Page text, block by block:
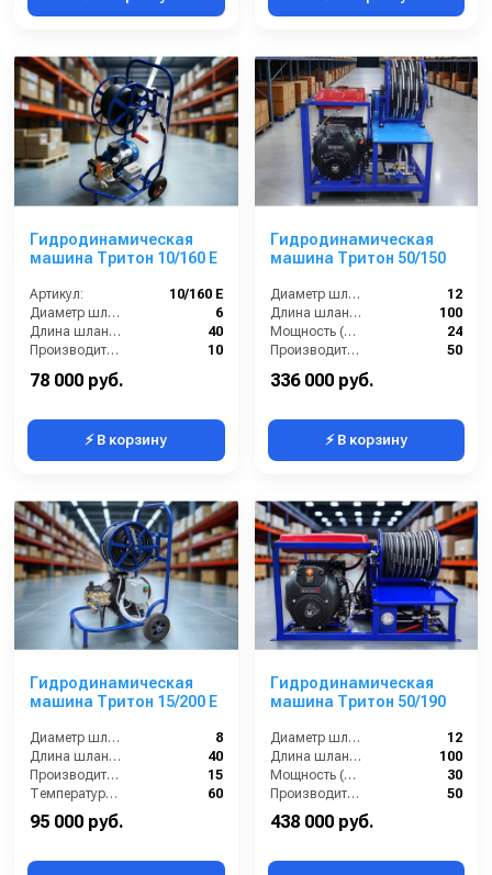
Гидродинамическая
машина Тритон 10/160 Е
Артикул:
10/160 Е
Диаметр шланга (⌀) мм::
6
Длина шланга (м):
40
Производительность (л/мин):
10
78 000 руб.
⚡ В корзину
Гидродинамическая
машина Тритон 50/150
Диаметр шланга (⌀) мм::
12
Длина шланга (м):
100
Мощность (л/с):
24
Производительность (л/мин):
50
336 000 руб.
⚡ В корзину
Гидродинамическая
машина Тритон 15/200 Е
Диаметр шланга (⌀) мм::
8
Длина шланга (м):
40
Производительность (л/мин):
15
Температура жидкости (°С) max:
60
95 000 руб.
Гидродинамическая
машина Тритон 50/190
Диаметр шланга (⌀) мм::
12
Длина шланга (м):
100
Мощность (л/с):
30
Производительность (л/мин):
50
438 000 руб.